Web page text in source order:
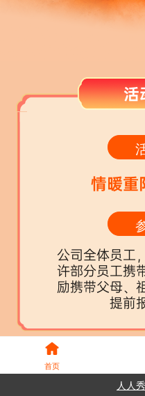
活
公司全体员工
许部分员工携
励携带父母、
提前
情暖重
本期
首页
人人